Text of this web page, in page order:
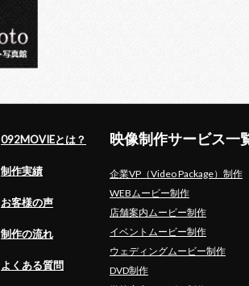
092MOVIEとは？
制作実績
お客様の声
制作の流れ
よくある質問
映像制作サービス一
企業VP（Video Package）制作
WEBムービー制作
店舗案内ムービー制作
イベントムービー制作
ウェディングムービー制作
DVD制作